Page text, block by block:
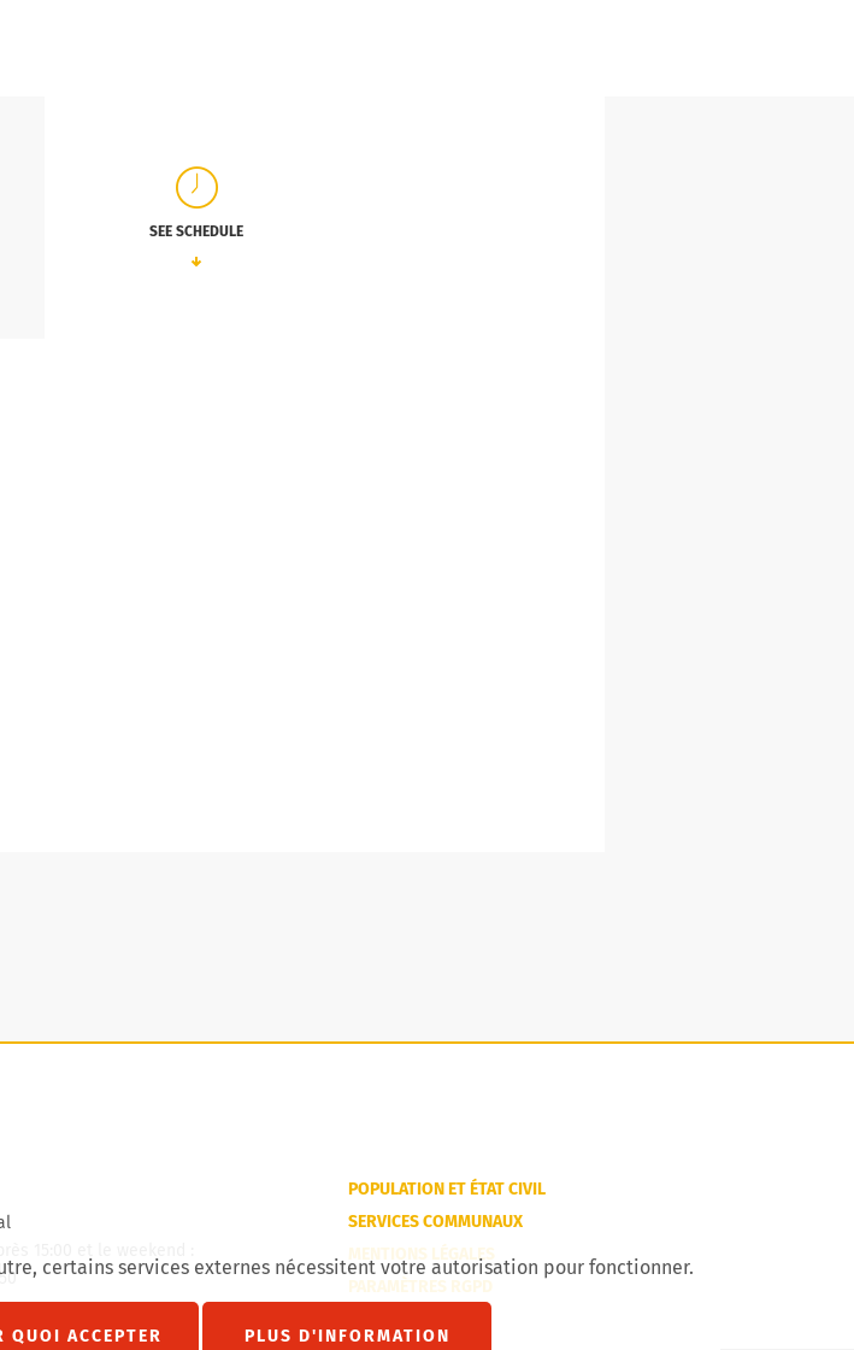
SEE SCHEDULE
POPULATION ET ÉTAT CIVIL
SERVICES COMMUNAUX
MENTIONS LÉGALES
PARAMÈTRES RGPD
certains services externes nécessitent votre autorisation pour fonctionner.
QUOI ACCEPTER PLUS D'INFORMATION